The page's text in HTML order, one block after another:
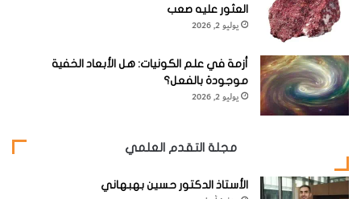
العثور عليه صعب
يوليو 2, 2026
أزمة في علم الكونيات: هل الأبعاد الخفية
موجودة بالفعل؟
يوليو 2, 2026
مجلة التقدم العلمي
الأستاذ الدكتور حسين بهبهاني